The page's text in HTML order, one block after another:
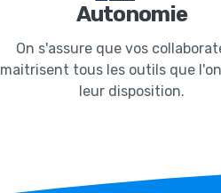
Autonomie
On s'assure que vos
maitrisent tous les outils que
leur disposition.